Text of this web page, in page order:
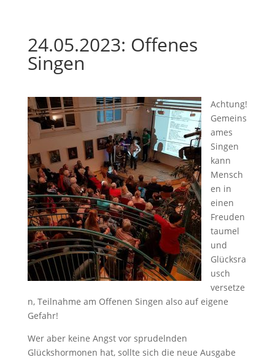
24.05.2023: Offenes
Singen
Achtung!
Gemeins
ames
Singen
kann
Mensch
en in
einen
Freuden
taumel
und
Glücksra
usch
versetze
n, Teilnahme am Offenen Singen also auf eigene
Gefahr!
Wer aber keine Angst vor sprudelnden
Glückshormonen hat, sollte sich die neue Ausgabe